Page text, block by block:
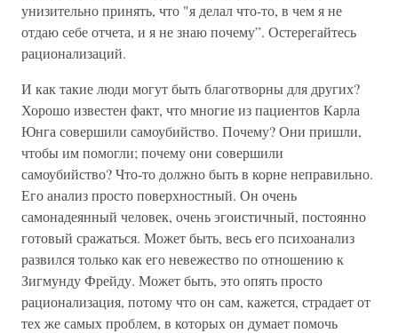
унизительно принять, что "я делал что-то, в чем я не
отдаю себе отчета, и я не знаю почему”. Остерегайтесь
рационализаций.
И как такие люди могут быть благотворны для других?
Хорошо известен факт, что многие из пациентов Карла
Юнга совершили самоубийство. Почему? Они пришли,
чтобы им помогли; почему они совершили
самоубийство? Что-то должно быть в корне неправильно.
Его анализ просто поверхностный. Он очень
самонадеянный человек, очень эгоистичный, постоянно
готовый сражаться. Может быть, весь его психоанализ
развился только как его невежество по отношению к
Зигмунду Фрейду. Может быть, это опять просто
рационализация, потому что он сам, кажется, страдает от
тех же самых проблем, в которых он думает помочь